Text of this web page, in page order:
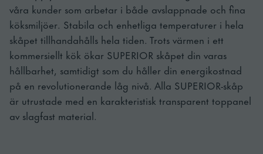
våra kunder som arbetar i både avslappnade och fina
köksmiljöer. Stabila och enhetliga temperaturer i hela
skåpet tillhandahålls hela tiden. Trots värmen i ett
kommersiellt kök ökar SUPERIOR skåpet din varas
hållbarhet, samtidigt som du håller din energikostnad
på en revolutionerande låg nivå. Alla SUPERIOR-skåp
är utrustade med en karakteristisk transparent toppanel
av slagfast material.